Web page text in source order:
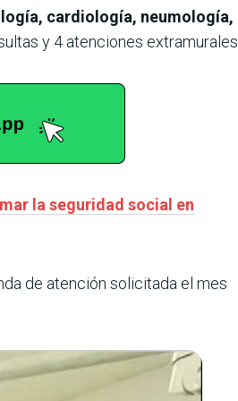
cardiología, neumología,
y 4 atenciones extramurales.
la seguridad social en
de atención solicitada el mes